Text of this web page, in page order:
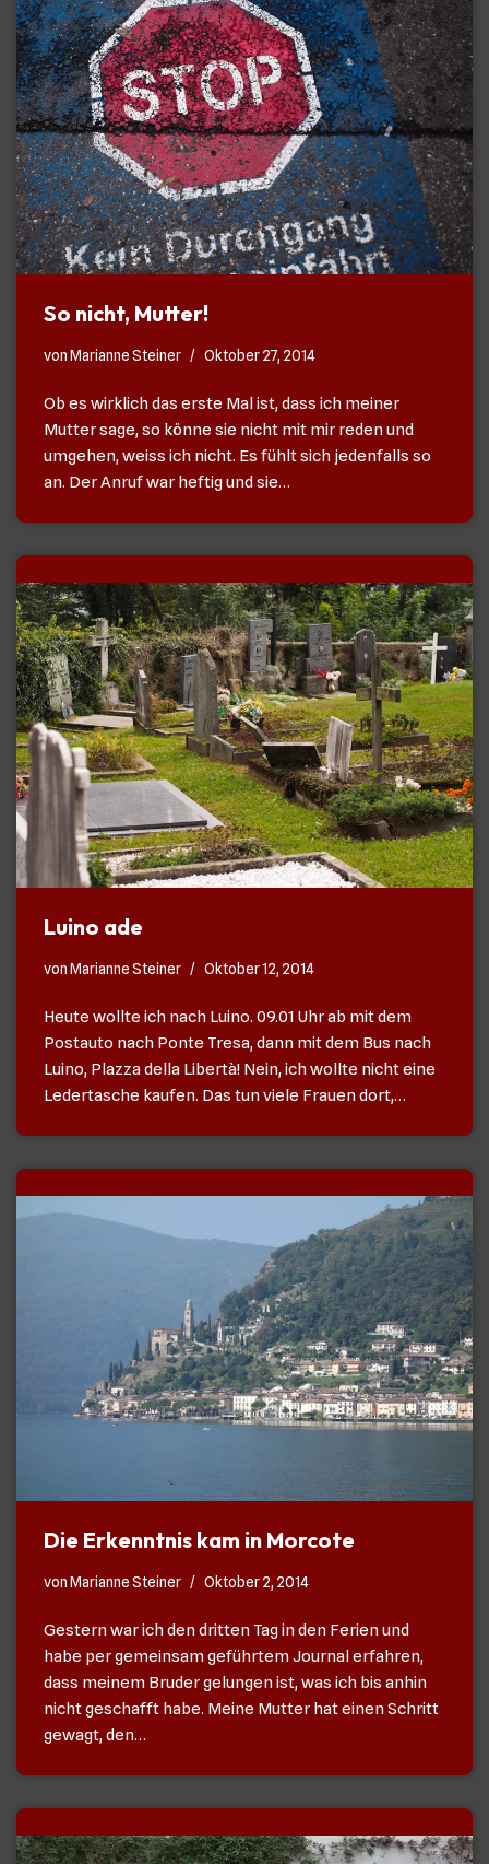
So nicht, Mutter!
vonMarianne Steiner Oktober 27, 2014
Ob es wirklich das erste Mal ist, dass ich meiner
Mutter sage, so könne sie nicht mit mir reden und
umgehen, weiss ich nicht. Es fühlt sich jedenfalls so
an. Der Anruf war heftig und sie…
Luino ade
vonMarianne Steiner Oktober 12, 2014
Heute wollte ich nach Luino. 09.01 Uhr ab mit dem
Postauto nach Ponte Tresa, dann mit dem Bus nach
Luino, Plazza della Libertà! Nein, ich wollte nicht eine
Ledertasche kaufen. Das tun viele Frauen dort,…
Die Erkenntnis kam in Morcote
vonMarianne Steiner Oktober 2, 2014
Gestern war ich den dritten Tag in den Ferien und
habe per gemeinsam geführtem Journal erfahren,
dass meinem Bruder gelungen ist, was ich bis anhin
nicht geschafft habe. Meine Mutter hat einen Schritt
gewagt, den…